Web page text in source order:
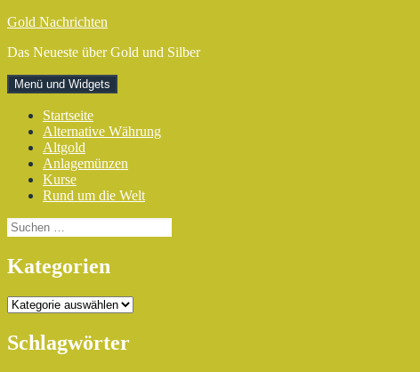
Zum
springen
Gold Nachrichten
Das Neueste über Gold und Silber
Menü und Widgets
Startseite
Alternative Währung
Altgold
Anlagemünzen
Kurse
Rund um die Welt
Suchen
nach:
Kategorien
Kategorien
Schlagwörter